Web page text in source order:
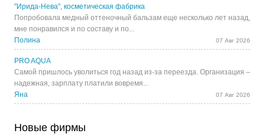
"Ирида-Нева", косметическая фабрика
Попробовала медный оттеночный бальзам еще несколько лет назад,
мне понравился и по составу и по...
Полина
07 Авг 2026
PRO AQUA
Самой пришлось уволиться год назад из-за переезда. Организация –
надежная, зарплату платили вовремя...
Яна
07 Авг 2026
Новые фирмы